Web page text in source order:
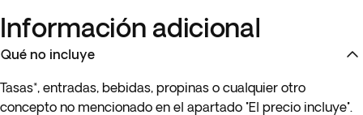
Información adicional
Qué no incluye
Tasas*, entradas, bebidas, propinas o cualquier otro
concepto no mencionado en el apartado "El precio incluye".